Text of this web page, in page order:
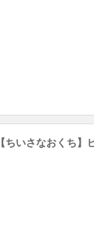
【ちいさなおくち】